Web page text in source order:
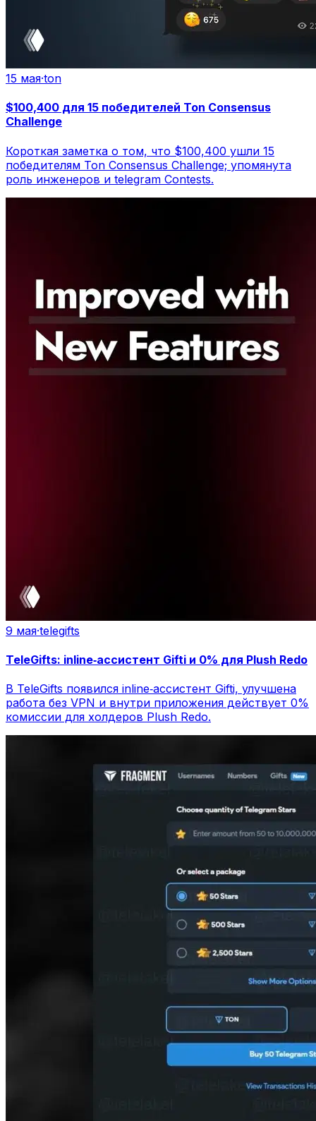
15 мая·ton
$100,400 для 15 победителей Ton Consensus
Challenge
Короткая заметка о том, что $100,400 ушли 15
победителям Ton Consensus Challenge; упомянута
роль инженеров и telegram Contests.
9 мая·telegifts
TeleGifts: inline‑ассистент Gifti и 0% для Plush Redo
В TeleGifts появился inline‑ассистент Gifti, улучшена
работа без VPN и внутри приложения действует 0%
комиссии для холдеров Plush Redo.